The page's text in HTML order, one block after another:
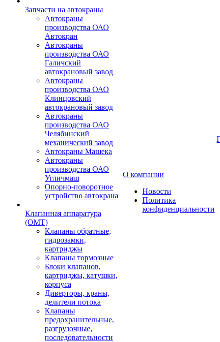
Запчасти на автокраны
Автокраны
производства ОАО
Автокран
Автокраны
производства ОАО
Галичский
автокрановый завод
Автокраны
производства ОАО
Клинцовский
автокрановый завод
Автокраны
производства ОАО
Челябинский
механический завод
Автокраны Машека
Автокраны
производства ОАО
Угличмаш
Опорно-поворотное
устройство автокрана
Клапанная аппаратура
(OMT)
Клапаны обратные,
гидрозамки,
картриджы
Клапаны тормозные
Блоки клапанов,
картриджы, катушки,
корпуса
Диверторы, краны,
делители потока
Клапаны
предохранительные,
разгрузочные,
последовательности
О компании
Новости
Политика
конфиденциальности